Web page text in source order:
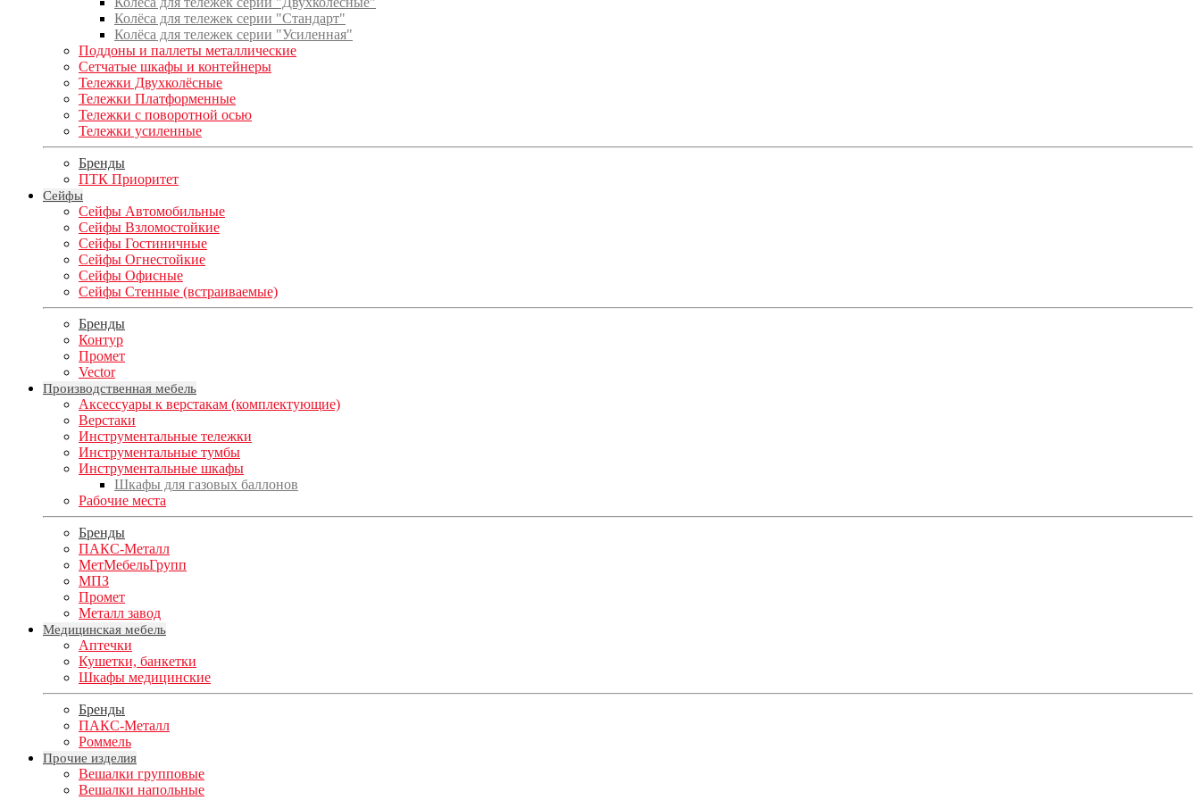
Колёса для тележек серии "Стандарт"
Колёса для тележек серии "Усиленная"
Поддоны и паллеты металлические
Сетчатые шкафы и контейнеры
Тележки Двухколёсные
Тележки Платформенные
Тележки с поворотной осью
Тележки усиленные
Бренды
ПТК Приоритет
Сейфы
Сейфы Автомобильные
Сейфы Взломостойкие
Сейфы Гостиничные
Сейфы Огнестойкие
Сейфы Офисные
Сейфы Стенные (встраиваемые)
Бренды
Контур
Промет
Vector
Производственная мебель
Аксессуары к верстакам (комплектующие)
Верстаки
Инструментальные тележки
Инструментальные тумбы
Инструментальные шкафы
Шкафы для газовых баллонов
Рабочие места
Бренды
ПАКС-Металл
МетМебельГрупп
МПЗ
Промет
Металл завод
Медицинская мебель
Аптечки
Кушетки, банкетки
Шкафы медицинские
Бренды
ПАКС-Металл
Роммель
Прочие изделия
Вешалки групповые
Вешалки напольные